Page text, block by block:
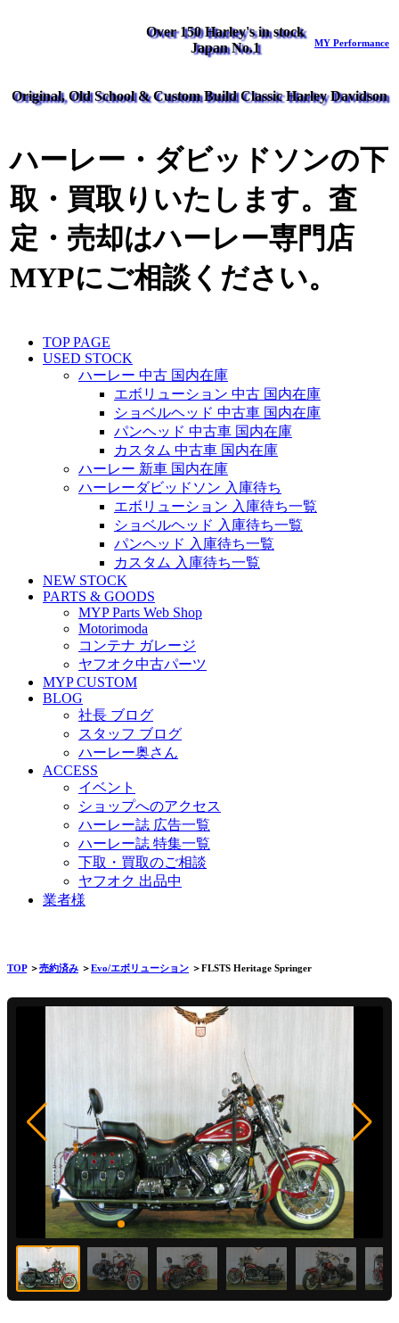
Over 150 Harley's in stock
Japan No.1
MY Performance
Original, Old School & Custom Build Classic Harley Davidson
ハーレー・ダビッドソンの下
取・買取りいたします。査
定・売却はハーレー専門店
MYPにご相談ください。
TOP PAGE
USED STOCK
ハーレー 中古 国内在庫
エボリューション 中古 国内在庫
ショベルヘッド 中古車 国内在庫
パンヘッド 中古車 国内在庫
カスタム 中古車 国内在庫
ハーレー 新車 国内在庫
ハーレーダビッドソン 入庫待ち
エボリューション 入庫待ち一覧
ショベルヘッド 入庫待ち一覧
パンヘッド 入庫待ち一覧
カスタム 入庫待ち一覧
NEW STOCK
PARTS & GOODS
MYP Parts Web Shop
Motorimoda
コンテナ ガレージ
ヤフオク中古パーツ
MYP CUSTOM
BLOG
社長 ブログ
スタッフ ブログ
ハーレー奥さん
ACCESS
イベント
ショップへのアクセス
ハーレー誌 広告一覧
ハーレー誌 特集一覧
下取・買取のご相談
ヤフオク 出品中
業者様
TOP＞売約済み ＞Evo/エボリューション ＞FLSTS Heritage Springer